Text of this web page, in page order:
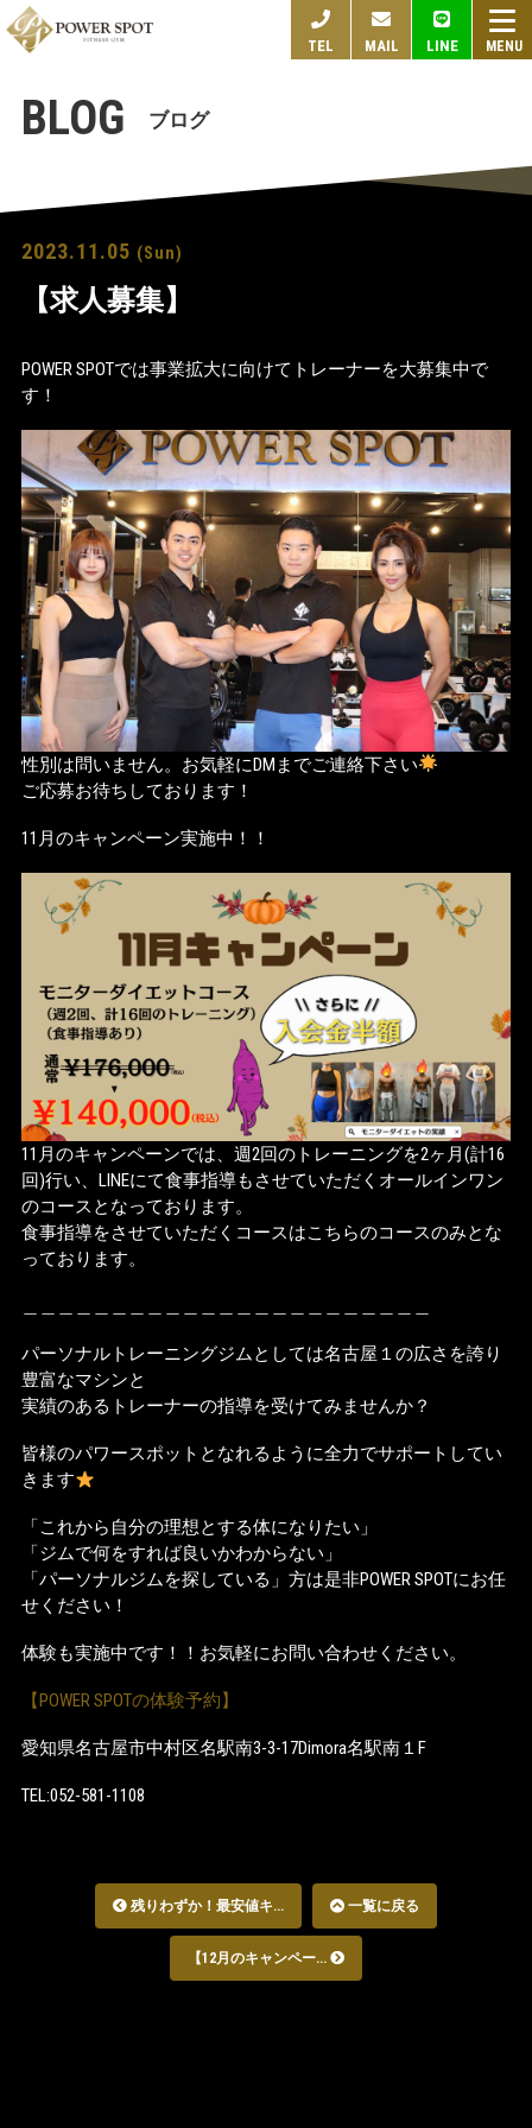
TEL MAIL LINE
BLOG ブログ
2023.11.05 (Sun)
【求人募集】
POWER SPOTでは事業拡大に向けてトレーナーを大募集中で
す！
性別は問いません。お気軽にDMまでご連絡下さい
ご応募お待ちしております！
11月のキャンペーン実施中！！
11月のキャンペーンでは、週2回のトレーニングを2ヶ月(計16
回)行い、LINEにて食事指導もさせていただくオールインワン
のコースとなっております。
食事指導をさせていただくコースはこちらのコースのみとな
っております。
パーソナルトレーニングジムとしては名古屋１の広さを誇り
豊富なマシンと
実績のあるトレーナーの指導を受けてみませんか？
皆様のパワースポットとなれるように全力でサポートしてい
きます
「これから自分の理想とする体になりたい」
「ジムで何をすれば良いかわからない」
「パーソナルジムを探している」方は是非POWER SPOTにお任
せください！
体験も実施中です！！お気軽にお問い合わせください。
【POWER SPOTの体験予約】
愛知県名古屋市中村区名駅南3-3-17Dimora名駅南１F
TEL:052-581-1108
残りわずか！最安値キ... 一覧に戻る
【12月のキャンペー...